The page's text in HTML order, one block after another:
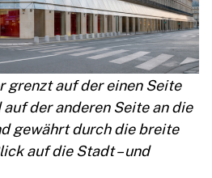
grenzt auf der einen Seite
auf der anderen Seite an die
gewährt durch die breite
auf die Stadt – und